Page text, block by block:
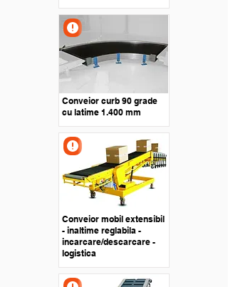
Conveior curb 90 grade
cu latime 1.400 mm
Conveior mobil extensibil
- inaltime reglabila -
incarcare/descarcare -
logistica